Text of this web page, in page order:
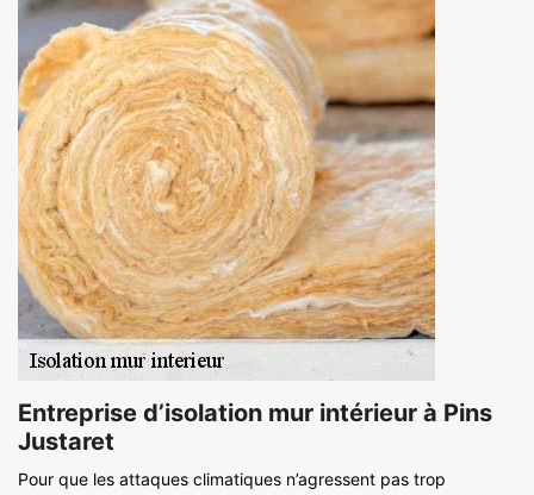
Entreprise d’isolation mur intérieur à Pins
Justaret
Pour que les attaques climatiques n’agressent pas trop